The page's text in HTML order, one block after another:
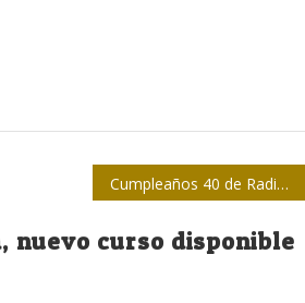
Cumpleaños 40 de Radio Sandino
nuevo curso disponible